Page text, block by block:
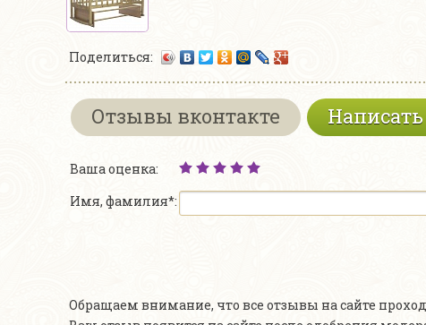
Поделиться:
Отзывы вконтакте
Ваша оценка:
Имя, фамилия*:
Обращаем внимание, что все отзывы на сайте